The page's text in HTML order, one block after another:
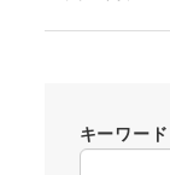
キーワード